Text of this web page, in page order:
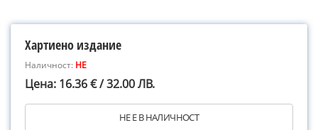
Хартиено издание
Наличност: НЕ
Цена: 16.36 € / 32.00 ЛВ.
НЕ Е В НАЛИЧНОСТ